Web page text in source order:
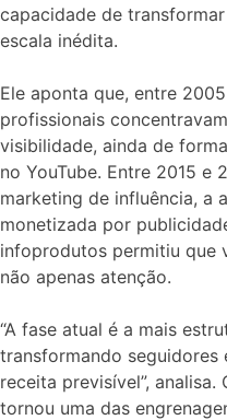
capacidade de
escala inédita.
Ele aponta que, entre
profissionais
visibilidade, ainda de
no YouTube. Entre 2015 e
marketing de influência, a
monetizada por
infoprodutos permitiu que
não apenas atenção.
“A fase atual é a mais
transformando seguidores
receita previsível”,
tornou uma das